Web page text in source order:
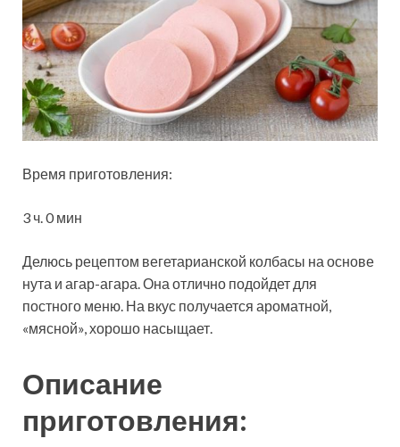
Время приготовления:
3 ч. 0 мин
Делюсь рецептом вегетарианской колбасы на основе
нута и агар-агара. Она отлично подойдет для
постного меню. На вкус получается ароматной,
«мясной», хорошо насыщает.
Описание
приготовления: